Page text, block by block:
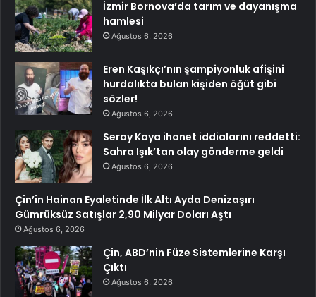
İzmir Bornova’da tarım ve dayanışma
hamlesi
Ağustos 6, 2026
Eren Kaşıkçı’nın şampiyonluk afişini
hurdalıkta bulan kişiden öğüt gibi
sözler!
Ağustos 6, 2026
Seray Kaya ihanet iddialarını reddetti:
Sahra Işık’tan olay gönderme geldi
Ağustos 6, 2026
Çin’in Hainan Eyaletinde İlk Altı Ayda Denizaşırı
Gümrüksüz Satışlar 2,90 Milyar Doları Aştı
Ağustos 6, 2026
Çin, ABD’nin Füze Sistemlerine Karşı
Çıktı
Ağustos 6, 2026